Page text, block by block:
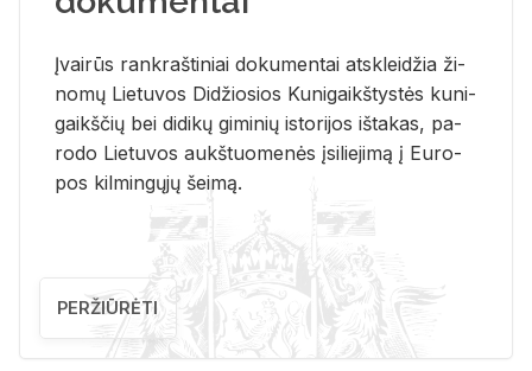
Įvai­rūs rank­raš­ti­niai do­ku­men­tai at­sklei­džia ži­
no­mų Lie­tu­vos Di­džio­sios Ku­ni­gaikš­tys­tės ku­ni­
gaikš­čių bei di­di­kų gi­mi­nių is­to­ri­jos iš­ta­kas, pa­
ro­do Lie­tu­vos aukš­tuo­me­nės įsi­lie­ji­mą į Eu­ro­
pos kil­min­gų­jų šei­mą.
PERŽIŪRĖTI